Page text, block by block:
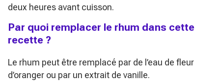
deux heures avant cuisson.
Par quoi remplacer le rhum dans cette
recette ?
Le rhum peut être remplacé par de l’eau de fleur
d’oranger ou par un extrait de vanille.